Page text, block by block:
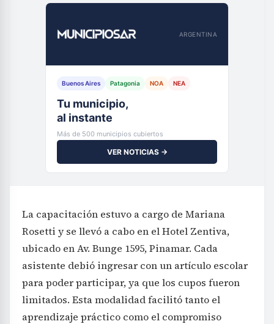
ARGENTINA
Buenos Aires Patagonia NOA NEA
Tu municipio,
al instante
Más de 500 municipios cubiertos
VER NOTICIAS →
La capacitación estuvo a cargo de Mariana
Rosetti y se llevó a cabo en el Hotel Zentiva,
ubicado en Av. Bunge 1595, Pinamar. Cada
asistente debió ingresar con un artículo escolar
para poder participar, ya que los cupos fueron
limitados. Esta modalidad facilitó tanto el
aprendizaje práctico como el compromiso